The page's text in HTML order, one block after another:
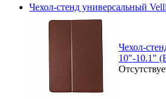
Чехол-стенд универсальный
Чехол-
10"-10.1"